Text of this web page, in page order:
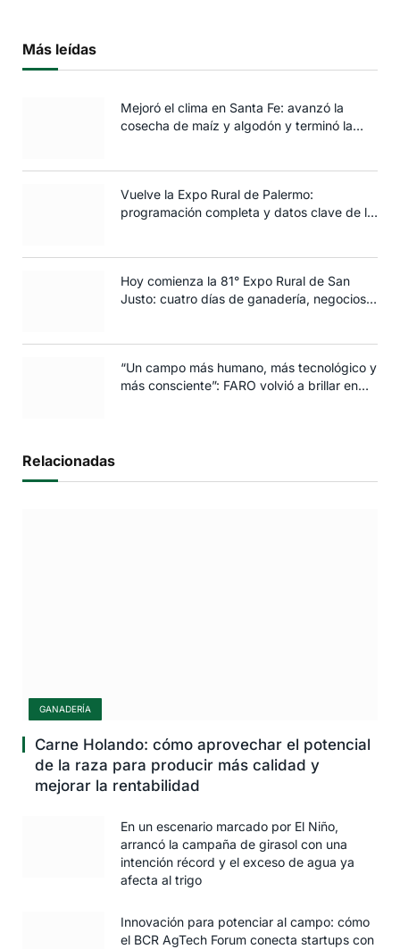
Más leídas
Mejoró el clima en Santa Fe: avanzó la
cosecha de maíz y algodón y terminó la
Vuelve la Expo Rural de Palermo:
programación completa y datos clave de la
Hoy comienza la 81° Expo Rural de San
Justo: cuatro días de ganadería, negocios y
“Un campo más humano, más tecnológico y
más consciente”: FARO volvió a brillar en
Relacionadas
GANADERÍA
Carne Holando: cómo aprovechar el potencial
de la raza para producir más calidad y
mejorar la rentabilidad
En un escenario marcado por El Niño,
arrancó la campaña de girasol con una
intención récord y el exceso de agua ya
afecta al trigo
Innovación para potenciar al campo: cómo
el BCR AgTech Forum conecta startups con